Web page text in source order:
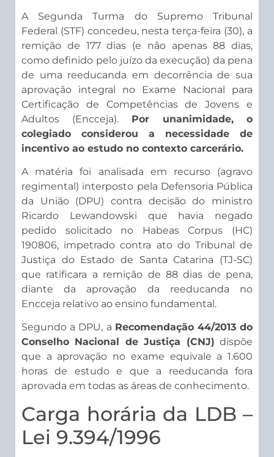
A Segunda Turma do Supremo Tribunal
Federal (STF) concedeu, nesta terça-feira (30), a
remição de 177 dias (e não apenas 88 dias,
como definido pelo juízo da execução) da pena
de uma reeducanda em decorrência de sua
aprovação integral no Exame Nacional para
Certificação de Competências de Jovens e
Adultos (Encceja).Por unanimidade, o
colegiado considerou a necessidade de
incentivo ao estudo no contexto carcerário.
A matéria foi analisada em recurso (agravo
regimental) interposto pela Defensoria Pública
da União (DPU) contra decisão do ministro
Ricardo Lewandowski que havia negado
pedido solicitado no Habeas Corpus (HC)
190806, impetrado contra ato do Tribunal de
Justiça do Estado de Santa Catarina (TJ-SC)
que ratificara a remição de 88 dias de pena,
diante da aprovação da reeducanda no
Encceja relativo ao ensino fundamental.
Segundo a DPU, a Recomendação 44/2013 do
Conselho Nacional de Justiça (CNJ) dispõe
que a aprovação no exame equivale a 1.600
horas de estudo e que a reeducanda fora
aprovada em todas as áreas de conhecimento.
Carga horária da LDB –
Lei 9.394/1996